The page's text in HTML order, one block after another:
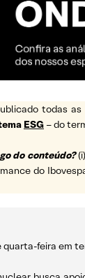
todas
ESG – do
do conteúdo?
do
quarta-feira em